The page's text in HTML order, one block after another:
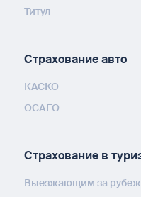
Титул
Страхование авто
КАСКО
ОСАГО
Страхование в
Выезжающим за рубеж